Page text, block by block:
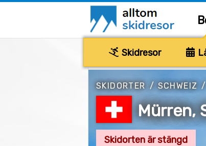
Skidresor
SKIDORTER / SCHWEIZ /
Mürren,
Skidorten är stängd